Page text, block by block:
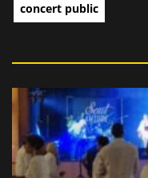
concert public